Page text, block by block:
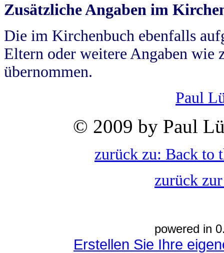
Zusätzliche Angaben im
Die im Kirchenbuch ebenfalls
Eltern oder weitere Angaben wie
übernommen.
Paul
© 2009 by Paul
zurück zu: Back to
zurück
powered in
Erstellen Sie Ihre